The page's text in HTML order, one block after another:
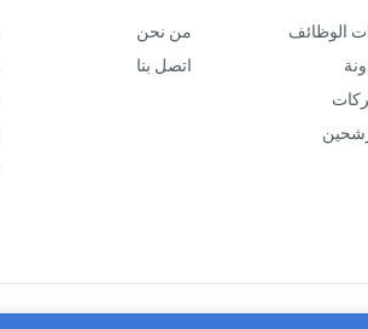
الوظائف
من نحن
اتصل بنا